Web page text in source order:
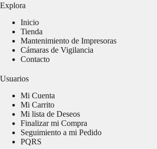
Explora
Inicio
Tienda
Mantenimiento de Impresoras
Cámaras de Vigilancia
Contacto
Usuarios
Mi Cuenta
Mi Carrito
Mi lista de Deseos
Finalizar mi Compra
Seguimiento a mi Pedido
PQRS